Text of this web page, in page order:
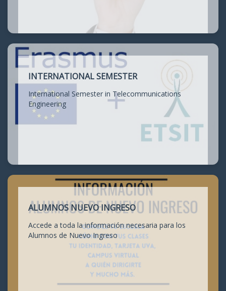
INTERNATIONAL SEMESTER
International Semester in Telecommunications
Engineering
ALUMNOS NUEVO INGRESO
Accede a toda la información necesaria para los
Alumnos de Nuevo Ingreso